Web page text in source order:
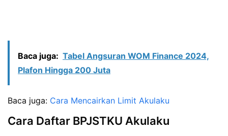
Baca juga: Tabel Angsuran WOM Finance 2024,
Plafon Hingga 200 Juta
Baca juga: Cara Mencairkan Limit Akulaku
Cara Daftar BPJSTKU Akulaku